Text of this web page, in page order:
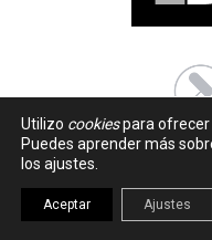
Utilizo cookiespara ofrecer
Puedes aprender más
los ajustes.
Aceptar Ajustes